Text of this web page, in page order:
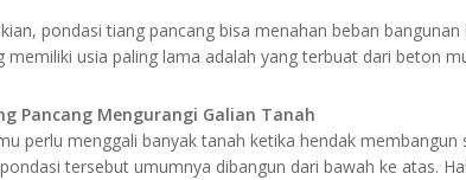
pondasi tiang pancang bisa menahan beban
memiliki usia paling lama adalah yang terbuat dari beton
Pancang Mengurangi Galian Tanah
perlu menggali banyak tanah ketika hendak
tersebut umumnya dibangun dari bawah ke atas.